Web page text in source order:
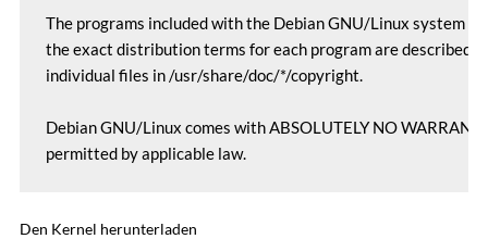
The programs included with the Debian GNU/Linux system
the exact distribution terms for each program are described
individual files in /usr/share/doc/*/copyright.
Debian GNU/Linux comes with ABSOLUTELY NO
permitted by applicable law.
Den Kernel herunterladen